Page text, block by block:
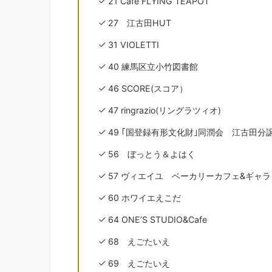
27 江古田HUT
31 VIOLETTI
40 練馬区立小竹図書館
46 SCORE(スコア）
47 ringrazio(リングラツィオ)
49 ｢国登録有形文化財｣同潤会 江古田分
56 ぼっとう＆よはく
57 ヴィエイユ ベーカリーカフェ&ギャラ
60 ホワイエえこだ
64 ONE’S STUDIO&Cafe
68 えごたいえ
69 えごたいえ